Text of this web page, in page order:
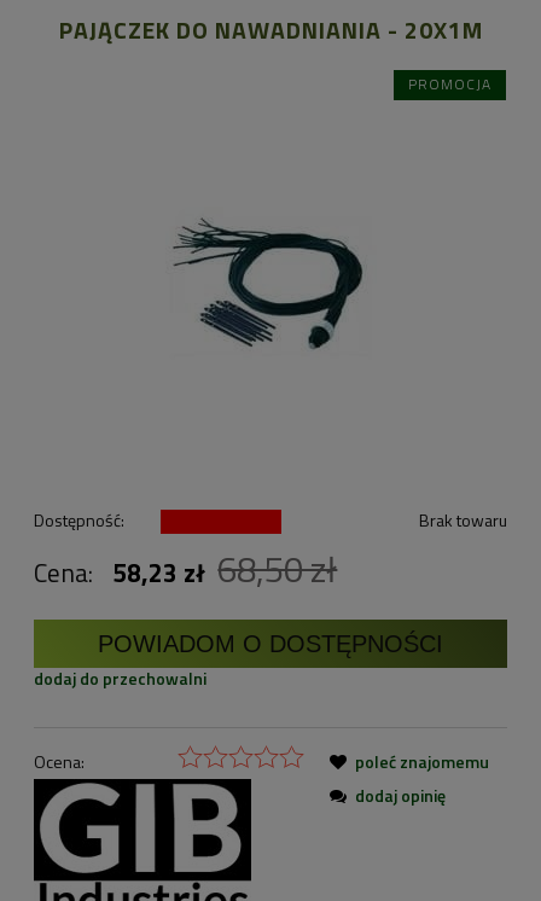
PAJĄCZEK DO NAWADNIANIA - 20X1M
PROMOCJA
Dostępność: Brak towaru
Cena: 58,23 zł 68,50 zł
POWIADOM O DOSTĘPNOŚCI
dodaj do przechowalni
Ocena:
poleć znajomemu
dodaj opinię